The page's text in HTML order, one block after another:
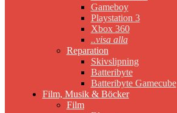
Gameboy
Playstation 3
Xbox 360
..visa alla
Reparation
Skivslipning
Batteribyte
Batteribyte Gamecube
Film, Musik & Böcker
Film